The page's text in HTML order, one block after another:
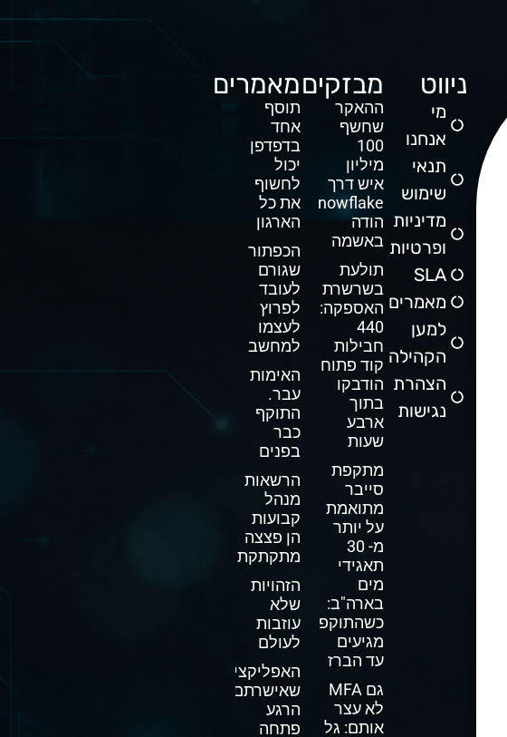
ניווט
מי
אנחנו
תנאי
שימוש
מדיניות
ופרטיות
SLA
מאמרים
למען
הקהילה
הצהרת
נגישות
מבזקים
ההאקר
שחשף
100
מיליון
איש דרך
Snowflake
הודה
באשמה
תולעת
בשרשרת
האספקה:
440
חבילות
קוד פתוח
הודבקו
בתוך
ארבע
שעות
מתקפת
סייבר
מתואמת
על יותר
מ- 30
תאגידי
מים
בארה"ב:
כשהתוקפים
מגיעים
עד הברז
גם MFA
לא עצר
אותם: גל
מאמרים
תוסף
אחד
בדפדפן
יכול
לחשוף
את כל
הארגון
הכפתור
שגורם
לעובד
לפרוץ
לעצמו
למחשב
האימות
עבר.
התוקף
כבר
בפנים
הרשאות
מנהל
קבועות
הן פצצה
מתקתקת
הזהויות
שלא
עוזבות
לעולם
האפליקציה
שאישרתם
הרגע
פתחה